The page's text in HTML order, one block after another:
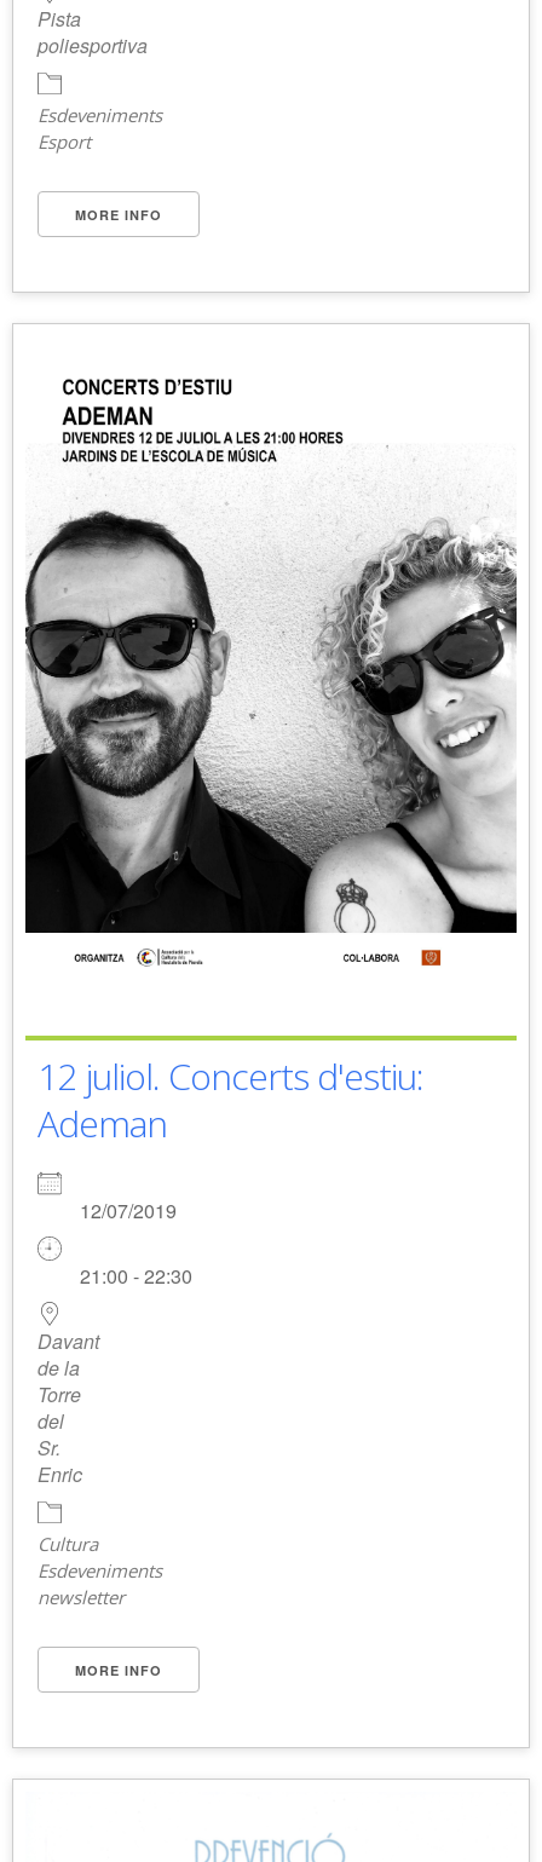
Pista
poliesportiva
Esdeveniments
Esport
MORE INFO
12 juliol. Concerts d'estiu:
Ademan
12/07/2019
21:00 - 22:30
Davant
de la
Torre
del
Sr.
Enric
Cultura
Esdeveniments
newsletter
MORE INFO